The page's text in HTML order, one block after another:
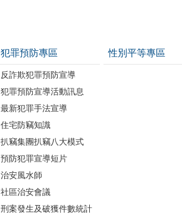
犯罪預防專區
反詐欺犯罪預防宣導
犯罪預防宣導活動訊息
最新犯罪手法宣導
住宅防竊知識
扒竊集團扒竊八大模式
預防犯罪宣導短片
治安風水師
社區治安會議
刑案發生及破獲件數統計
性別平等專區